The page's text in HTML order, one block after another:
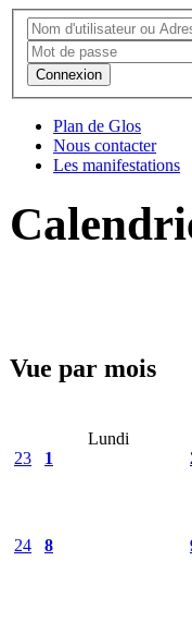
Connexion
Plan de Glos
Nous contacter
Les manifestations
Vue par mois
Lundi
23
1
24 8